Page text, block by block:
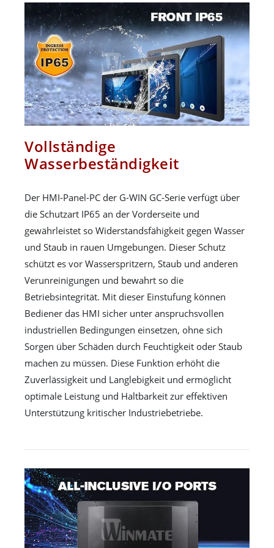
Vollständige
Wasserbeständigkeit
Der HMI-Panel-PC der G-WIN GC-Serie verfügt über
die Schutzart IP65 an der Vorderseite und
gewährleistet so Widerstandsfähigkeit gegen Wasser
und Staub in rauen Umgebungen. Dieser Schutz
schützt es vor Wasserspritzern, Staub und anderen
Verunreinigungen und bewahrt so die
Betriebsintegrität. Mit dieser Einstufung können
Bediener das HMI sicher unter anspruchsvollen
industriellen Bedingungen einsetzen, ohne sich
Sorgen über Schäden durch Feuchtigkeit oder Staub
machen zu müssen. Diese Funktion erhöht die
Zuverlässigkeit und Langlebigkeit und ermöglicht
optimale Leistung und Haltbarkeit zur effektiven
Unterstützung kritischer Industriebetriebe.